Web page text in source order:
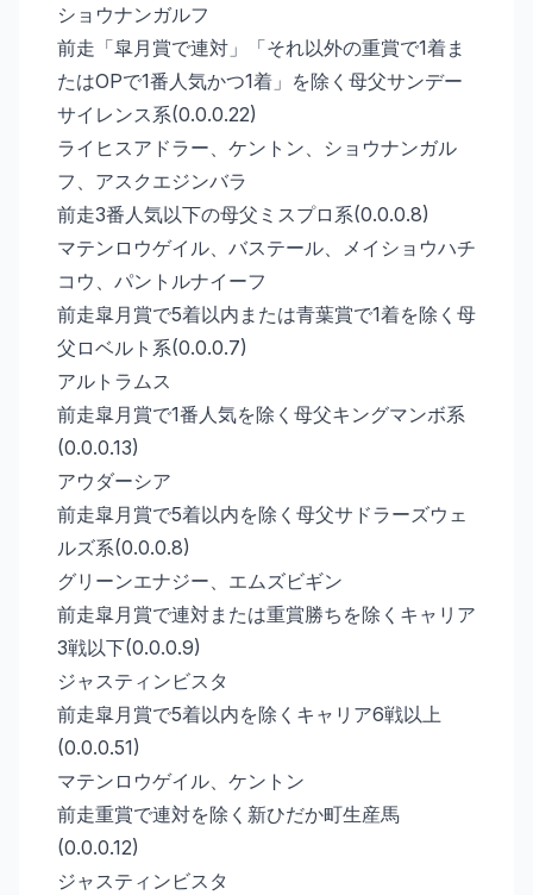
ショウナンガルフ
前走「皐月賞で連対」「それ以外の重賞で1着ま
たはOPで1番人気かつ1着」を除く母父サンデー
サイレンス系(0.0.0.22)
ライヒスアドラー、ケントン、ショウナンガル
フ、アスクエジンバラ
前走3番人気以下の母父ミスプロ系(0.0.0.8)
マテンロウゲイル、バステール、メイショウハチ
コウ、パントルナイーフ
前走皐月賞で5着以内または青葉賞で1着を除く母
父ロベルト系(0.0.0.7)
アルトラムス
前走皐月賞で1番人気を除く母父キングマンボ系
(0.0.0.13)
アウダーシア
前走皐月賞で5着以内を除く母父サドラーズウェ
ルズ系(0.0.0.8)
グリーンエナジー、エムズビギン
前走皐月賞で連対または重賞勝ちを除くキャリア
3戦以下(0.0.0.9)
ジャスティンビスタ
前走皐月賞で5着以内を除くキャリア6戦以上
(0.0.0.51)
マテンロウゲイル、ケントン
前走重賞で連対を除く新ひだか町生産馬
(0.0.0.12)
ジャスティンビスタ